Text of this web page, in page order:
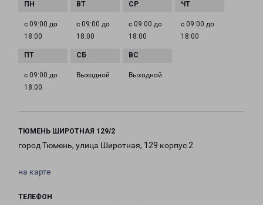
с 09:00 до
18:00
с 09:00 до
18:00
с 09:00 до
18:00
с 09:00 до
18:00
с 09:00 до
18:00
Выходной Выходной
ТЮМЕНЬ ШИРОТНАЯ 129/2
город Тюмень, улица Широтная, 129 корпус 2
на карте
ТЕЛЕФОН